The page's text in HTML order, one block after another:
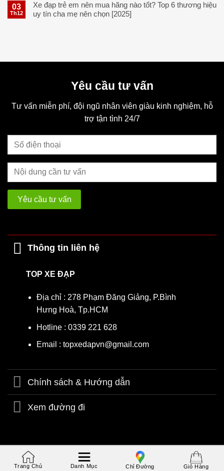
03
Th12
Xe đạp trẻ em nên mua hãng nào tốt? Top 6 thương hiệu
uy tín cha mẹ nên chọn [2025]
Yêu cầu tư vấn
Tư vấn miễn phí, đội ngũ nhân viên giàu kinh nghiệm, hỗ
trợ tận tình 24/7
Thông tin liên hệ
TOP XE ĐẠP
Địa chỉ : 278 Phạm Đăng Giảng, P.Bình
Hưng Hoà, Tp.HCM
Hotline : 0339 221 628
Email : topxedapvn@gmail.com
Chính sách & Hướng dẫn
Xem đường đi
Trang Chủ Danh Mục Chỉ Đường Giỏ Hàng
Copyright 2026 © Topxedap.com | Thiết kế bởi TOP XE ĐẠP